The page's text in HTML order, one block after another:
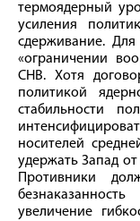
термоядерный
усиления
сдерживание.
«ограничении
СНВ. Хотя
политикой
стабильности
носителей
удержать Запад
Противники
увеличение